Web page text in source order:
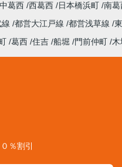
中葛西 西葛西 日本橋浜町 南葛
都営大江戸線 都営浅草線
葛西 住吉 船堀 門前仲町
０％割引